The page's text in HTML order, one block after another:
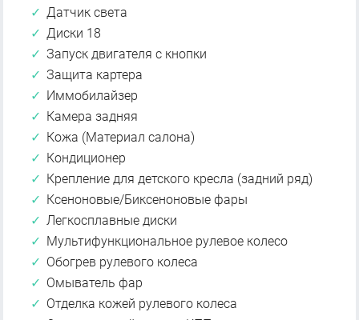
Датчик света
Диски 18
Запуск двигателя с кнопки
Защита картера
Иммобилайзер
Камера задняя
Кожа (Материал салона)
Кондиционер
Крепление для детского кресла (задний ряд)
Ксеноновые/Биксеноновые фары
Легкосплавные диски
Мультифункциональное рулевое колесо
Обогрев рулевого колеса
Омыватель фар
Отделка кожей рулевого колеса